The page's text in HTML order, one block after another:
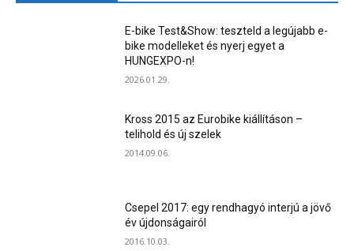
E-bike Test&Show: teszteld a legújabb e-
bike modelleket és nyerj egyet a
HUNGEXPO-n!
2026.01.29.
Kross 2015 az Eurobike kiállításon –
telihold és új szelek
2014.09.06.
Csepel 2017: egy rendhagyó interjú a jövő
év újdonságairól
2016.10.03.